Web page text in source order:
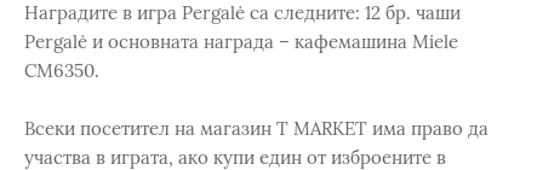
Наградите в игра Pergalė са следните: 12 бр. чаши
Pergalė и основната награда – кафемашина Miele
CM6350.
Всеки посетител на магазин Т МАRКЕТ има право да
участва в играта, ако купи един от изброените в